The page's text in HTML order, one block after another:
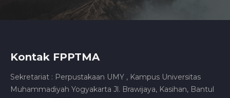
Kontak FPPTMA
Sekretariat : Perpustakaan UMY , Kampus Universitas
Muhammadiyah Yogyakarta Jl. Brawijaya, Kasihan, Bantul